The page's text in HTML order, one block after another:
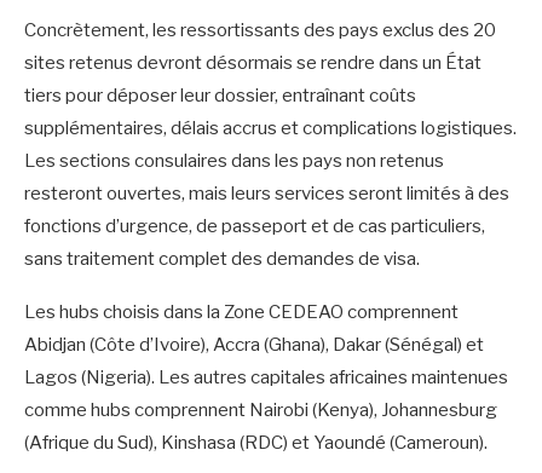
‎Concrètement, les ressortissants des pays exclus des 20
sites retenus devront désormais se rendre dans un État
tiers pour déposer leur dossier, entraînant coûts
supplémentaires, délais accrus et complications logistiques.
Les sections consulaires dans les pays non retenus
resteront ouvertes, mais leurs services seront limités à des
fonctions d’urgence, de passeport et de cas particuliers,
sans traitement complet des demandes de visa.
‎Les hubs choisis dans la Zone CEDEAO comprennent
Abidjan (Côte d’Ivoire), Accra (Ghana), Dakar (Sénégal) et
Lagos (Nigeria). Les autres capitales africaines maintenues
comme hubs comprennent Nairobi (Kenya), Johannesburg
(Afrique du Sud), Kinshasa (RDC) et Yaoundé (Cameroun).